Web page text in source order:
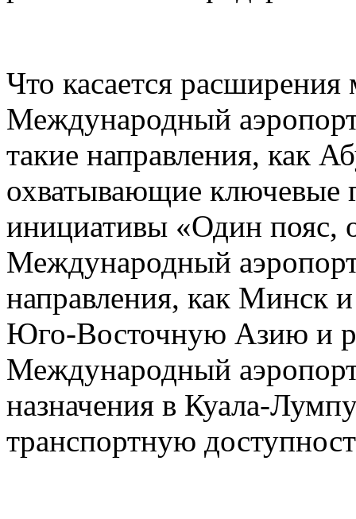
Что касается
Международный
такие направления, как
охватывающие ключевые
инициативы «Один
Международный
направления, как Минск
Юго-Восточную Азию и
Международный
назначения в Куала-
транспортную